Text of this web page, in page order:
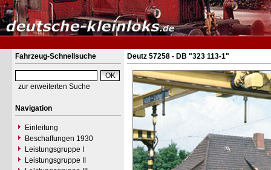
Fahrzeug-Schnellsuche
zur erweiterten Suche
Navigation
Einleitung
Beschaffungen 1930
Leistungsgruppe I
Leistungsgruppe II
Deutz 57258 - DB "323 113-1"